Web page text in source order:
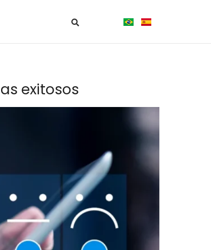
exitosos